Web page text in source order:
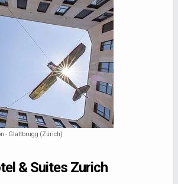
- Glattbrugg (Zürich)
& Suites Zurich